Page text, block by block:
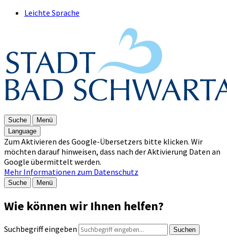
Leichte Sprache
Suche
Menü
Language
Zum Aktivieren des Google-Übersetzers bitte klicken. Wir
möchten darauf hinweisen, dass nach der Aktivierung Daten an
Google übermittelt werden.
Mehr Informationen zum Datenschutz
Suche Menü
Wie können wir Ihnen helfen?
Suchbegriff eingeben Suchen